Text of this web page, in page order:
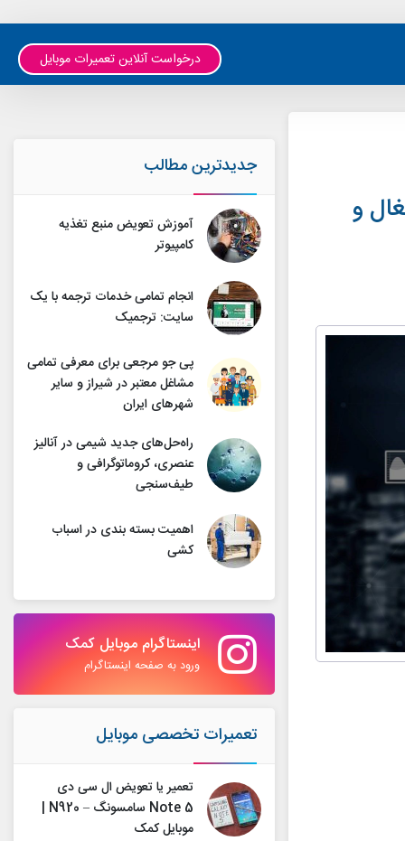
درخواست آنلاین تعمیرات موبایل
و
جدیدترین مطالب
آموزش تعویض منبع تغذیه
کامپیوتر
انجام تمامی خدمات ترجمه با یک
سایت: ترجمیک
پی جو مرجعی برای معرفی تمامی
مشاغل معتبر در شیراز و سایر
شهرهای ایران
راه‌حل‌های جدید شیمی در آنالیز
عنصری، کروماتوگرافی و
طیف‌سنجی
اهمیت بسته بندی در اسباب
کشی
اینستاگرام موبایل کمک
ورود به صفحه اینستاگرام
تعمیرات تخصصی موبایل
تعمیر یا تعویض ال سی دی
Note 5 سامسونگ – N920 |
موبایل کمک